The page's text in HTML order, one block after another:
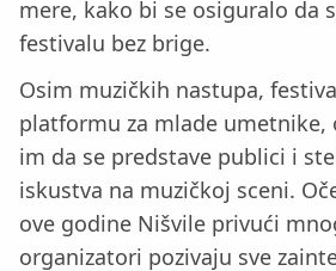
mere, kako bi se osiguralo da
festivalu bez brige.
Osim muzičkih nastupa,
platformu za mlade umetnike,
im da se predstave publici i
iskustva na muzičkoj sceni.
ove godine Nišvile privući
organizatori pozivaju sve